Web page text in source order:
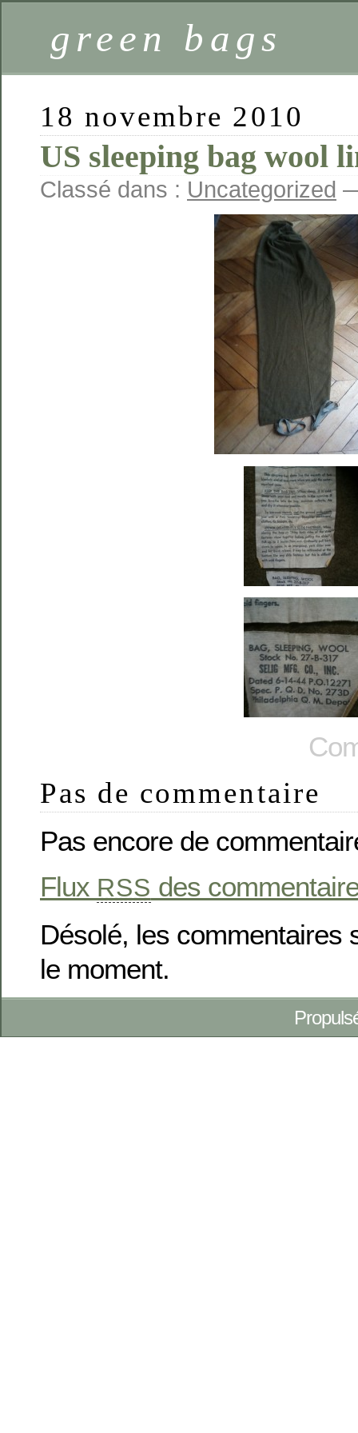
green bags
18 novembre 2010
US sleeping bag wool
Classé dans : Uncategorized
Pas de commentaire
Pas encore de
Flux RSS des
Désolé, les commentaires
le moment.